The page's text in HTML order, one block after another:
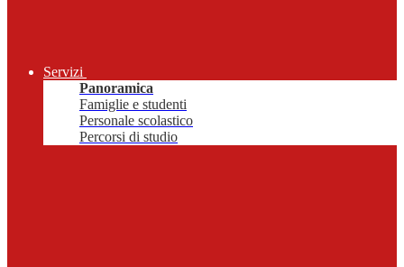
Servizi
Panoramica
Famiglie e studenti
Personale scolastico
Percorsi di studio